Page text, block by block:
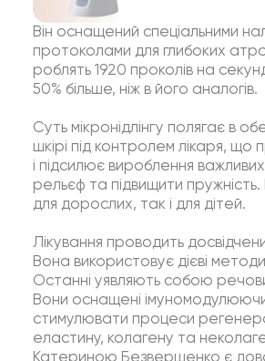
Він оснащений спеціальними
протоколами для глибоких
роблять 1920 проколів на
50% більше, ніж в його аналогів.
Суть мікронідлінгу полягає в
шкірі під контролем лікаря,
і підсилює вироблення
рельєф та підвищити
для дорослих, так і для дітей.
Лікування проводить
Вона використовує дієві
Останні уявляють собою
Вони оснащені
стимулювати процеси
еластину, колагену та
Катериною Безвершенко є